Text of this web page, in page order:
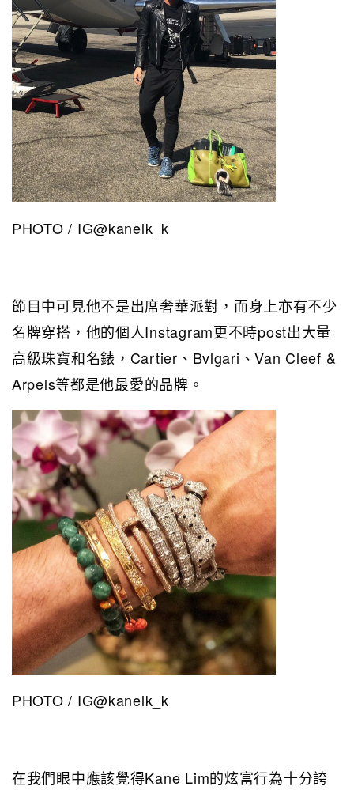
PHOTO / IG@kanelk_k
節目中可見他不是出席奢華派對，而身上亦有不少
名牌穿搭，他的個人Instagram更不時post出大量
高級珠寶和名錶，Cartier、Bvlgari、Van Cleef &
Arpels等都是他最愛的品牌。
PHOTO / IG@kanelk_k
在我們眼中應該覺得Kane Lim的炫富行為十分誇